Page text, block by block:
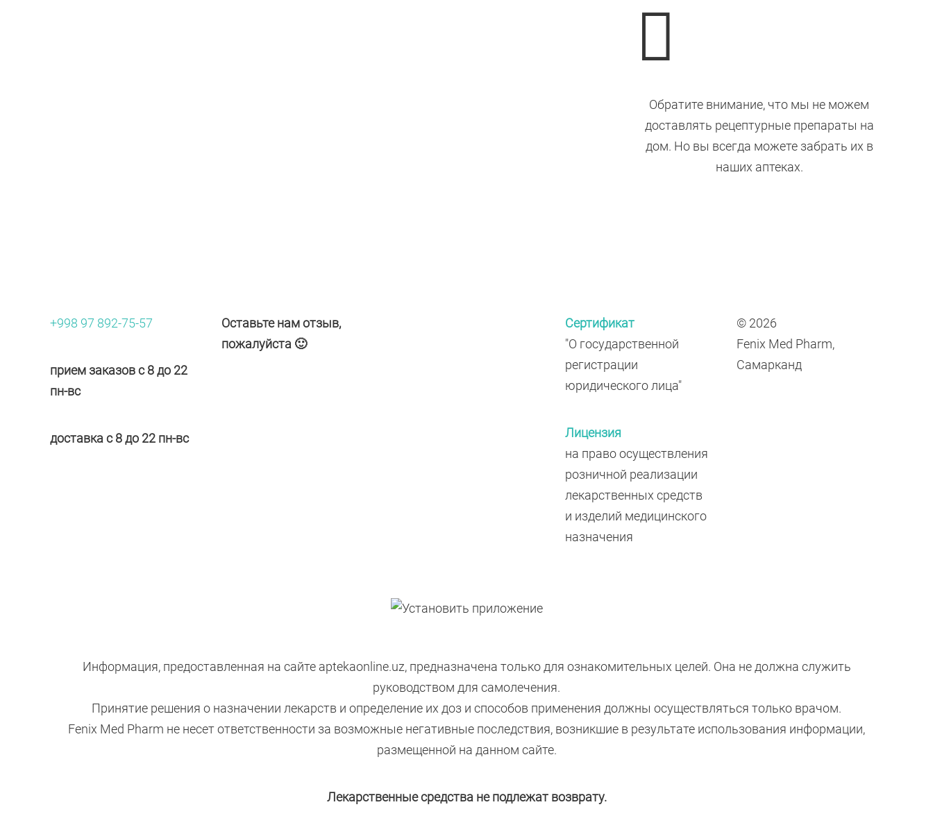

Обратите внимание, что мы не можем
доставлять рецептурные препараты на
дом. Но вы всегда можете забрать их в
наших аптеках.
+998 97 892-75-57
прием заказов с 8 до 22
пн-вс
доставка с 8 до 22 пн-вс
Оставьте нам отзыв,
пожалуйста 🙂
Сертификат
"О государственной
регистрации
юридического лица"
Лицензия
на право осуществления
розничной реализации
лекарственных средств
и изделий медицинского
назначения
© 2026
Fenix Med Pharm,
Самарканд
Информация, предоставленная на сайте aptekaonline.uz, предназначена только для ознакомительных целей. Она не должна служить
руководством для самолечения.
Принятие решения о назначении лекарств и определение их доз и способов применения должны осуществляться только врачом.
Fenix Med Pharm не несет ответственности за возможные негативные последствия, возникшие в результате использования информации,
размещенной на данном сайте.
Лекарственные средства не подлежат возврату.